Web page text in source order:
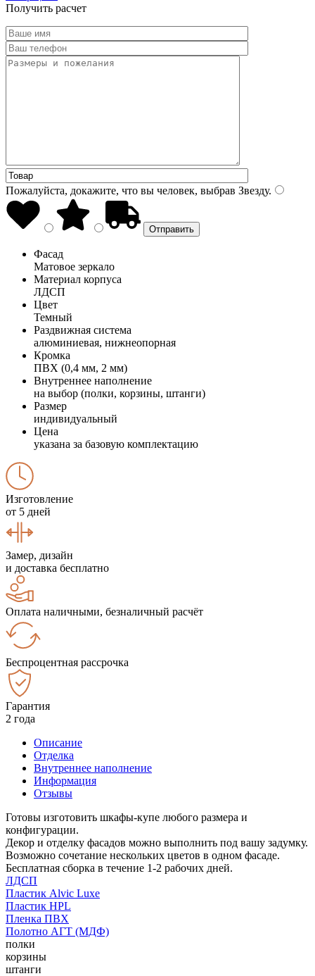
Получить расчет
Пожалуйста, докажите, что вы человек, выбрав Звезду.
Фасад
Матовое зеркало
Материал корпуса
ЛДСП
Цвет
Темный
Раздвижная система
алюминиевая, нижнеопорная
Кромка
ПВХ (0,4 мм, 2 мм)
Внутреннее наполнение
на выбор (полки, корзины, штанги)
Размер
индивидуальный
Цена
указана за базовую комплектацию
Изготовление
от 5 дней
Замер, дизайн
и доставка бесплатно
Оплата наличными, безналичный расчёт
Беспроцентная рассрочка
Гарантия
2 года
Описание
Отделка
Внутреннее наполнение
Информация
Отзывы
Готовы изготовить шкафы-купе любого размера и
конфигурации.
Декор и отделку фасадов можно выполнить под вашу задумку.
Возможно сочетание нескольких цветов в одном фасаде.
Бесплатная сборка в течение 1-2 рабочих дней.
ЛДСП
Пластик Alvic Luxe
Пластик HPL
Пленка ПВХ
Полотно АГТ (МДФ)
полки
корзины
штанги